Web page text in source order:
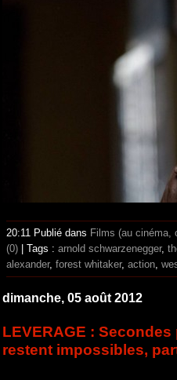
20:11 Publié dans Films (au cinéma,
(0) | Tags : arnold schwarzenegger,
alexander, forest whitaker, action
dimanche, 05 août 2012
LEVERAGE :
restent impossibles,